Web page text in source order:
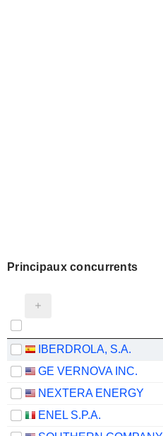
Principaux concurrents
IBERDROLA, S.A.
GE VERNOVA INC.
NEXTERA ENERGY
ENEL S.P.A.